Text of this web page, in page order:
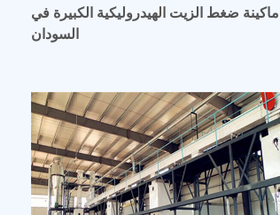
ماكينة ضغط الزيت الهيدروليكية الكبيرة في
السودان